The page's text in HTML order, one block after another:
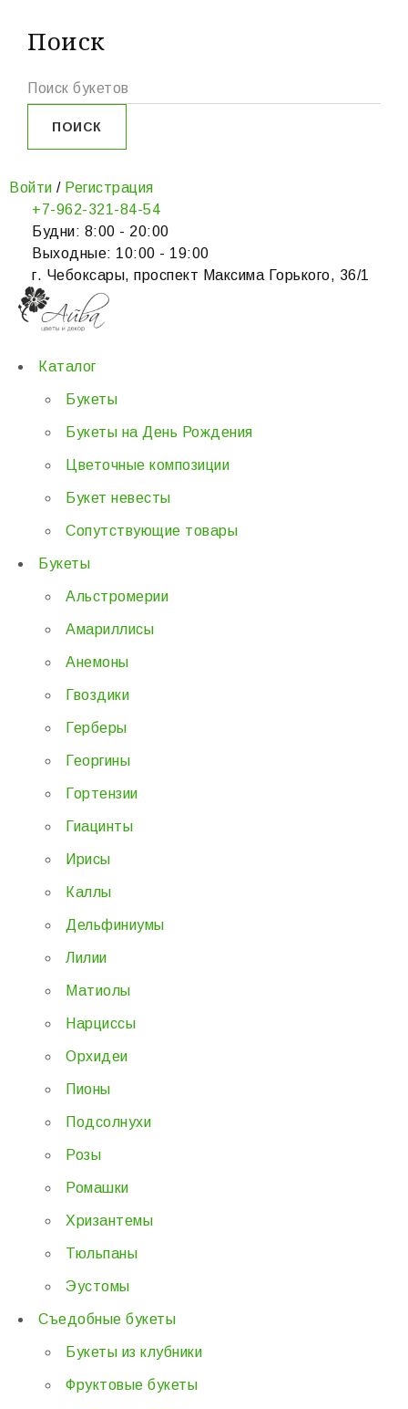
Поиск
Войти / Регистрация
+7-962-321-84-54
Будни: 8:00 - 20:00
Выходные: 10:00 - 19:00
г. Чебоксары, проспект Максима Горького, 36/1
Каталог
Букеты
Букеты на День Рождения
Цветочные композиции
Букет невесты
Сопутствующие товары
Букеты
Альстромерии
Амариллисы
Анемоны
Гвоздики
Герберы
Георгины
Гортензии
Гиацинты
Ирисы
Каллы
Дельфиниумы
Лилии
Матиолы
Нарциссы
Орхидеи
Пионы
Подсолнухи
Розы
Ромашки
Хризантемы
Тюльпаны
Эустомы
Съедобные букеты
Букеты из клубники
Фруктовые букеты